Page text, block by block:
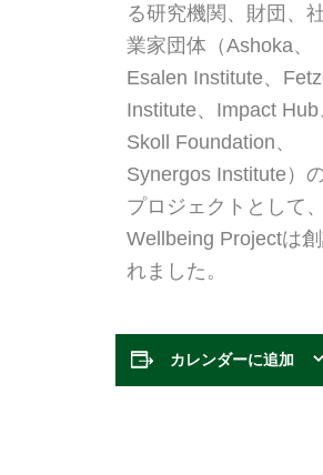
る研究機関、財団、
業家団体（Ashoka、
Esalen Institute、
Institute、Impact Hub
Skoll Foundation、
Synergos Institute）
プロジェクトとして
Wellbeing Projectは創
れました。
カレンダーに追加